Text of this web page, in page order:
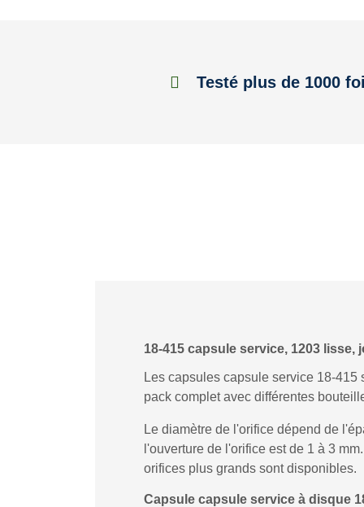
Testé plus de 1000
18-415 capsule service, 1203 lisse,
Les capsules capsule service 18-
pack complet avec différentes
Le diamètre de l'orifice dépend de
l'ouverture de l'orifice est de 1 à 3
orifices plus grands sont disponibles.
Capsule capsule service à disque